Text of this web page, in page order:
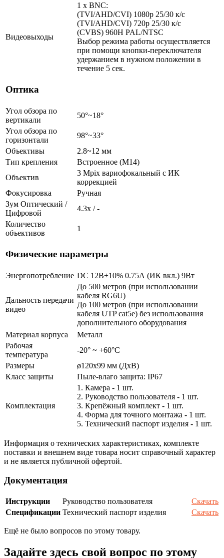
Видеовыходы
1 x BNC:
(TVI/AHD/CVI) 1080p 25/30 к/с
(TVI/AHD/CVI) 720p 25/30 к/с
(CVBS) 960H PAL/NTSC
Выбор режима работы осуществляется
при помощи кнопки-переключателя
удержанием в нужном положении в
течение 5 сек.
Оптика
Угол обзора по
вертикали
50°~18°
Угол обзора по
горизонтали
98°~33°
Объективы
2.8~12 мм
Тип крепления
Встроенное (M14)
Объектив
3 Mpix вариофокальный c ИК
коррекцией
Фокусировка
Ручная
Зум Оптический /
Цифровой
4.3х / -
Количество
объективов
1
Физические параметры
Энергопотребление DC 12В±10% 0.75А (ИК вкл.) 9Вт
Дальность передачи
видео
До 500 метров (при использовании
кабеля RG6U)
До 100 метров (при использовании
кабеля UTP cat5e) без использования
дополнительного оборудования
Материал корпуса
Металл
Рабочая
температура
-20° ~ +60°С
Размеры
ø120x99 мм (ДхВ)
Класс защиты
Пыле-влаго защита: IP67
Комплектация
1. Камера - 1 шт.
2. Руководство пользователя - 1 шт.
3. Крепёжный комплект - 1 шт.
4. Форма для точного монтажа - 1 шт.
5. Технический паспорт изделия - 1 шт.
Информация о технических характеристиках, комплекте
поставки и внешнем виде товара носит справочный характер
и не является публичной офертой.
Документация
Инструкции Руководство пользователя
Скачать
Спецификации Технический паспорт изделия Скачать
Ещё не было вопросов по этому товару.
Задайте здесь свой вопрос по этому